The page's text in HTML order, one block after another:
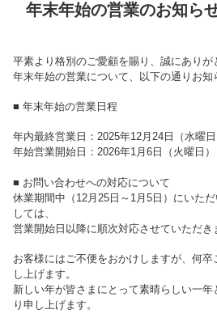
年末年始の営業のお知ら
平素より格別のご愛顧を賜り、誠にありが
年末年始の営業について、以下の通りお知
■ 年末年始の営業日程
年内最終営業日：2025年12月24日（水曜日
年始営業開始日：2026年1月6日（火曜日）
■ お問い合わせへの対応について
休業期間中（12月25日～1月5日）にいた
しては、
営業開始日以降に順次対応させていただき
お客様にはご不便をおかけしますが、何
し上げます。
新しい年が皆さまにとって素晴らしい一
り申し上げます。